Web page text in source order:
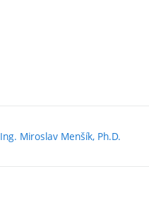
Ing. Miroslav Menšík, Ph.D.